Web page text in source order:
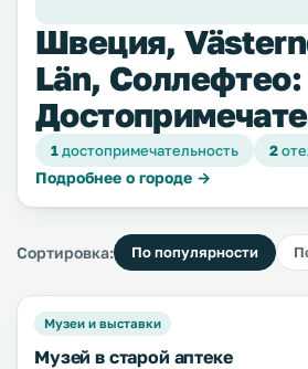
Швеция,
Län, Соллефтео:
1достопримечательность 2
Подробнее о городе →
Сортировка: По популярности
Музеи и выставки
Музей в старой аптеке